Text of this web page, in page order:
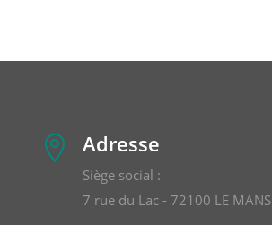
 Adresse
Siège social :
7 rue du Lac - 72100 LE MANS